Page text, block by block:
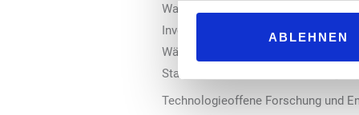
ABLEHNEN
Wasserstoffhochlauf zu
Investitionsanreize zu schaffen.
Wärmepumpe, im Fokus stehen,
Stabilität und Resilienz des
Technologieoffene Forschung und